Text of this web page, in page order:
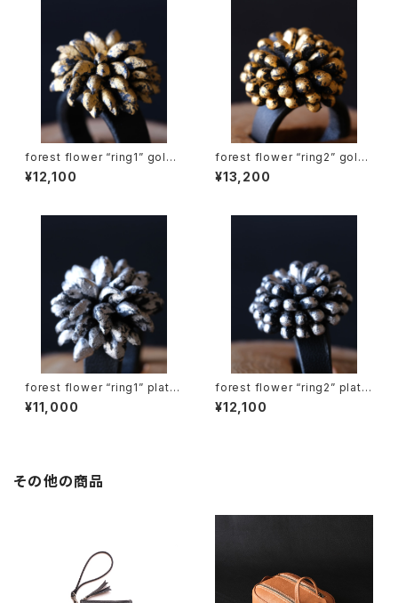
forest flower “ring1” gold l
eaf
¥12,100
forest flower “ring2” gold l
eaf
¥13,200
forest flower “ring1” platin
um leaf
¥11,000
forest flower “ring2” platin
um leaf
¥12,100
その他の商品